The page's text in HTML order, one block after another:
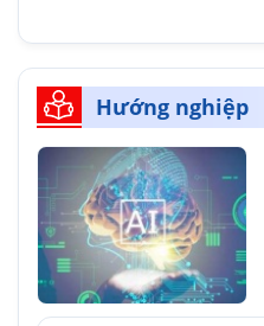
Hướng nghiệp